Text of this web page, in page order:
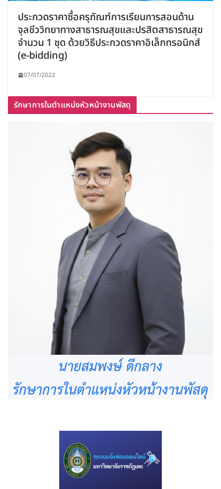
ประกวดราคาซื้อครุภัณฑ์การเรียนการสอนด้าน
จุลชีววิทยาทางสาธารณสุขและปรสิตสาธารณสุข
จำนวน 1 ชุด ด้วยวิธีประกวดราคาอิเล็กทรอนิกส์
(e-bidding)
07/07/2022
รักษาการในตำแหน่งหัวหน้างานพัสดุ